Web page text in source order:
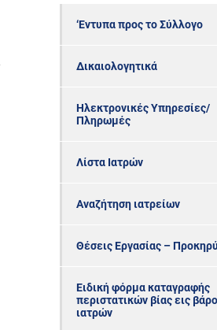
‘Εντυπα προς το Σύλλογο
Δικαιολογητικά
Ηλεκτρονικές Υπηρεσίες/
Πληρωμές
Λίστα Ιατρών
Αναζήτηση ιατρείων
Θέσεις Εργασίας –
Ειδική φόρμα καταγραφής
περιστατικών βίας εις
ιατρών